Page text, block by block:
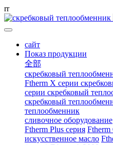
rr
сайт
Показ продукции
全部
скребковый
Ftherm X серии
серии скребковый
скребковый
теплообменник
сливочное оборудование
Ftherm Plus серия Ftherm
искусственное масло